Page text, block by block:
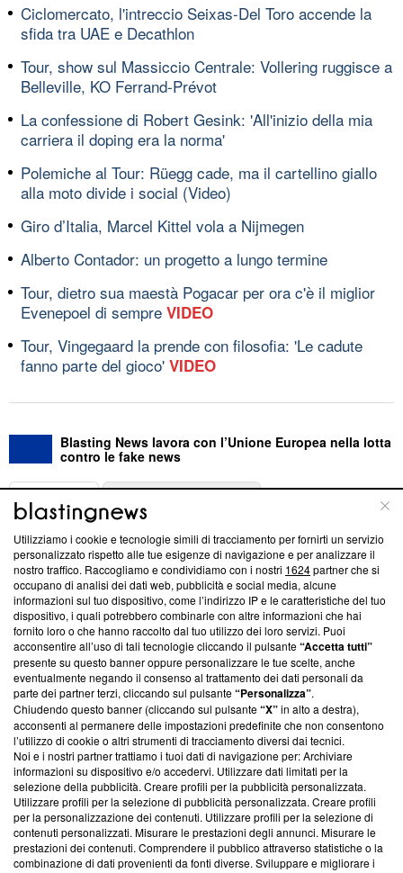
Ciclomercato, l'intreccio Seixas-Del Toro accende la
sfida tra UAE e Decathlon
Tour, show sul Massiccio Centrale: Vollering ruggisce a
Belleville, KO Ferrand-Prévot
La confessione di Robert Gesink: 'All'inizio della mia
carriera il doping era la norma'
Polemiche al Tour: Rüegg cade, ma il cartellino giallo
alla moto divide i social (Video)
Giro d’Italia, Marcel Kittel vola a Nijmegen
Alberto Contador: un progetto a lungo termine
Tour, dietro sua maestà Pogacar per ora c'è il miglior
Evenepoel di sempre VIDEO
Tour, Vingegaard la prende con filosofia: 'Le cadute
fanno parte del gioco' VIDEO
Blasting News lavora con l’Unione Europea nella lotta
contro le fake news
ABOUT
Questa sezione offre informazioni trasparenti su Blasting
News, sui nostri processi editoriali e su come ci impegniamo a
creare news di qualità. Inoltre, afferma la nostra aderenza a
‘Trust Project - News with Integrity’Blasting News non è
ancora membro del programma, ma ha richiesto di farne
parte; Trust Project non ha ancora effettuato una verifica di
conformità agli standard.
Su di noi
Team editoriale
Corporate
Redazione
Informativa Privacy
Cookie Policy
Utilizziamo i cookie e tecnologie simili di tracciamento per fornirti un servizio
personalizzato rispetto alle tue esigenze di navigazione e per analizzare il
nostro traffico. Raccogliamo e condividiamo con i nostri 1624partner che si
occupano di analisi dei dati web, pubblicità e social media, alcune
informazioni sul tuo dispositivo, come l’indirizzo IP e le caratteristiche del tuo
dispositivo, i quali potrebbero combinarle con altre informazioni che hai
fornito loro o che hanno raccolto dal tuo utilizzo dei loro servizi. Puoi
acconsentire all’uso di tali tecnologie cliccando il pulsante“Accetta tutti”
presente su questo banner oppure personalizzare le tue scelte, anche
eventualmente negando il consenso al trattamento dei dati personali da
parte dei partner terzi, cliccando sul pulsante“Personalizza”.
Chiudendo questo banner (cliccando sul pulsante“X”in alto a destra),
acconsenti al permanere delle impostazioni predefinite che non consentono
l’utilizzo di cookie o altri strumenti di tracciamento diversi dai tecnici.
Noi e i nostri partner trattiamo i tuoi dati di navigazione per: Archiviare
informazioni su dispositivo e/o accedervi. Utilizzare dati limitati per la
selezione della pubblicità. Creare profili per la pubblicità personalizzata.
Utilizzare profili per la selezione di pubblicità personalizzata. Creare profili
per la personalizzazione dei contenuti. Utilizzare profili per la selezione di
contenuti personalizzati. Misurare le prestazioni degli annunci. Misurare le
prestazioni dei contenuti. Comprendere il pubblico attraverso statistiche o la
combinazione di dati provenienti da fonti diverse. Sviluppare e migliorare i